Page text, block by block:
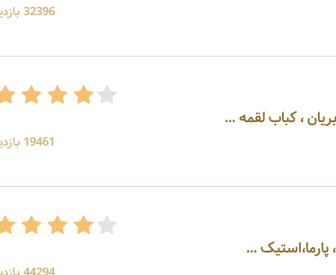
32396 بازدید
، کباب لقمه ...
19461 بازدید
...